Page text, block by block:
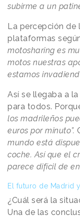
subirme a un
La percepción de
plataformas
motosharing es
motos nuestras
estamos
Así se llegaba a
para todos.
los madrileños
euros por minuto”.
mundo está
coche. Así que el
parece difícil de
El futuro de Madrid
¿Cuál será la
Una de las